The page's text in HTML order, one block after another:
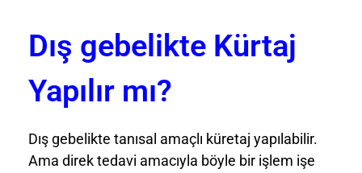
Dış gebelikte Kürtaj
Yapılır mı?
Dış gebelikte tanısal amaçlı küretaj yapılabilir.
Ama direk tedavi amacıyla böyle bir işlem işe